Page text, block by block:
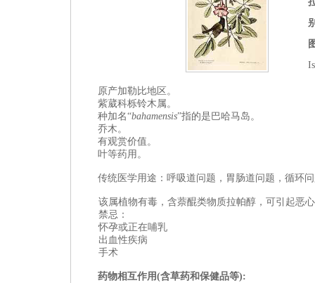
原产加勒比地区 。
紫葳科栎铃木属。
种加名“bahamensis”指的是巴哈马岛。
乔木。
有观赏价值。
叶等药用。
传统医学用途：呼吸道问题，胃肠道问题，循环
该属植物有毒，含萘醌类物质拉帕醇，可引起恶
禁忌：
怀孕或正在哺乳
出血性疾病
手术
药物相互作用(含草药和保健品等):